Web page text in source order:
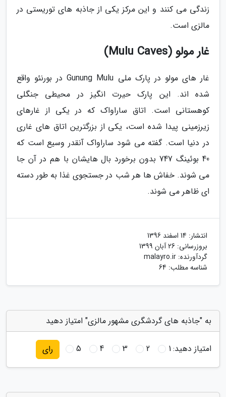
زندگی می کنند و این مرکز یکی از جاذبه های توریستی در
مالزی است.
غار مولو (Mulu Caves)
غار های مولو در پارک ملی Gunung Mulu در بورنئو واقع
شده اند. این پارک حیرت انگیز در محیطی جنگلی
کوهستانی است. اتاق ساراواک که در یکی از غارهای
زیرزمینی پیدا شده است، یکی از بزرگترین اتاق های غاری
در دنیا است. گفته می شود ساراواک آنقدر وسیع است که
40 بوئینگ 747 بدون برخورد بال هایشان با هم در آن جا
می شوند. خفاش ها هر شب در جستجوی غذا به طور دسته
ای ظاهر می شوند.
انتشار: 14 اسفند 1396
بروزرسانی: 26 آبان 1399
گردآورنده: malayro.ir
شناسه مطلب: 64
به "جاذبه های گردشگری مشهور مالزی" امتیاز دهید
امتیاز دهید:1
2
3
4
5 رای